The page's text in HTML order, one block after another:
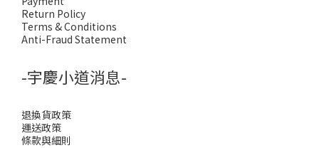
Return Policy
Terms & Conditions
Anti-Fraud Statement
-宇慶小道消息-
退換貨政策
運送政策
條款與細則